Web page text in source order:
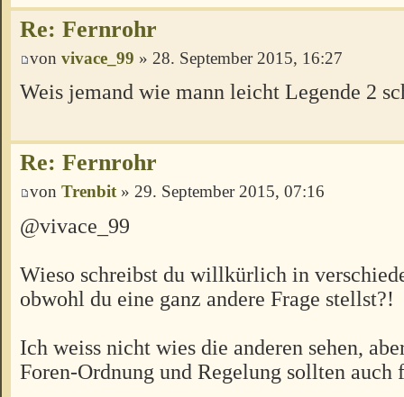
Re: Fernrohr
von vivace_99 » 28. September 2015, 16:27
Weis jemand wie mann leicht Legende 2
Re: Fernrohr
von Trenbit » 29. September 2015, 07:16
@vivace_99
Wieso schreibst du willkürlich in
obwohl du eine ganz andere Frage stellst?!
Ich weiss nicht wies die anderen sehen,
Foren-Ordnung und Regelung sollten auch